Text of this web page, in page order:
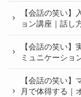
【会話の笑い
ョン講座｜話し
【会話の笑い】
ミュニケーショ
【会話の笑い
月で体得する｜